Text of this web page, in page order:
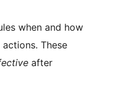
when and how
These
after